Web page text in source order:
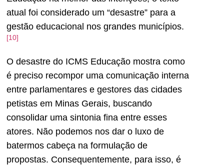
atual foi considerado um “desastre” para a
gestão educacional nos grandes municípios.
[10]
O desastre do ICMS Educação mostra como
é preciso recompor uma comunicação interna
entre parlamentares e gestores das cidades
petistas em Minas Gerais, buscando
consolidar uma sintonia fina entre esses
atores. Não podemos nos dar o luxo de
batermos cabeça na formulação de
propostas. Consequentemente, para isso, é